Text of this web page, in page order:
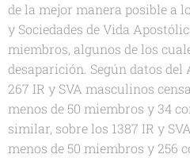
de la mejor manera posible a
y Sociedades de Vida
miembros, algunos de los
desaparición. Según datos
267 IR y SVA masculinos
menos de 50 miembros y 34
similar, sobre los 1387 IR y
menos de 50 miembros y 256